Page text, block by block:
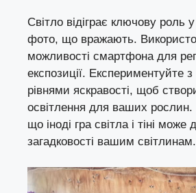
Світло відіграє ключову роль
фото, що вражають.
можливості смартфона для
експозиції. Експериментуйте з
рівнями яскравості, щоб
освітлення для ваших рослин.
що іноді гра світла і тіні може
загадковості вашим світлинам.